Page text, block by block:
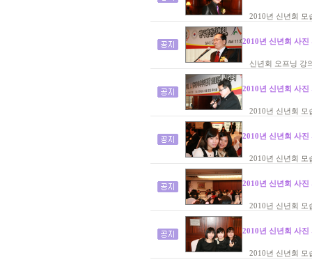
2010년 신년회 모
2010년 신년회 사진
신년회 오프닝 강
2010년 신년회 사진
2010년 신년회 모
2010년 신년회 사진
2010년 신년회 모
2010년 신년회 사진
2010년 신년회 모
2010년 신년회 사진
2010년 신년회 모